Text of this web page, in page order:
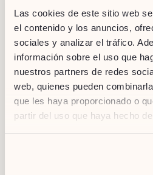
Las cookies de este sitio web
el contenido y los anuncios,
sociales y analizar el tráfico.
información sobre el uso que
nuestros partners de redes
web, quienes pueden
que les haya proporcionado o
partir del uso que haya hecho
GALERÍA: DESCUBRE NUESTRO